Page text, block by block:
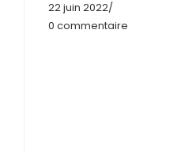
22 juin 2022/
0 commentaire